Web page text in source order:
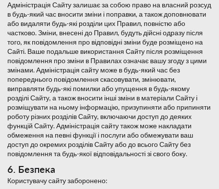
Адміністрація Сайту залишає за собою право на власний розсуд
в будь-який час вносити зміни і поправки, а також доповнювати
або видаляти будь-які розділи цих Правил, повністю або
частково. Зміни, внесені до Правил, будуть дійсні одразу після
того, як повідомлення про відповідні зміни буде розміщено на
Сайті. Ваше подальше використання Сайту після розміщення
повідомлення про зміни в Правилах означає вашу згоду з цими
змінами. Адміністрація сайту може в будь-який час без
попереднього повідомлення скасовувати, змінювати,
виправляти будь-які помилки або упущення в будь-якому
розділі Сайту, а також вносити інші зміни в матеріали Сайту і
розміщувати на ньому інформацію, призупиняти або припиняти
роботу різних розділів Сайту, включаючи доступ до деяких
функцій Сайту. Адміністрація сайту також може накладати
обмеження на певні функції і послуги або обмежувати ваш
доступ до окремих розділів Сайту або до всього Сайту без
повідомлення та будь-якої відповідальності зі свого боку.
6. Безпека
Користувачу сайту заборонено: